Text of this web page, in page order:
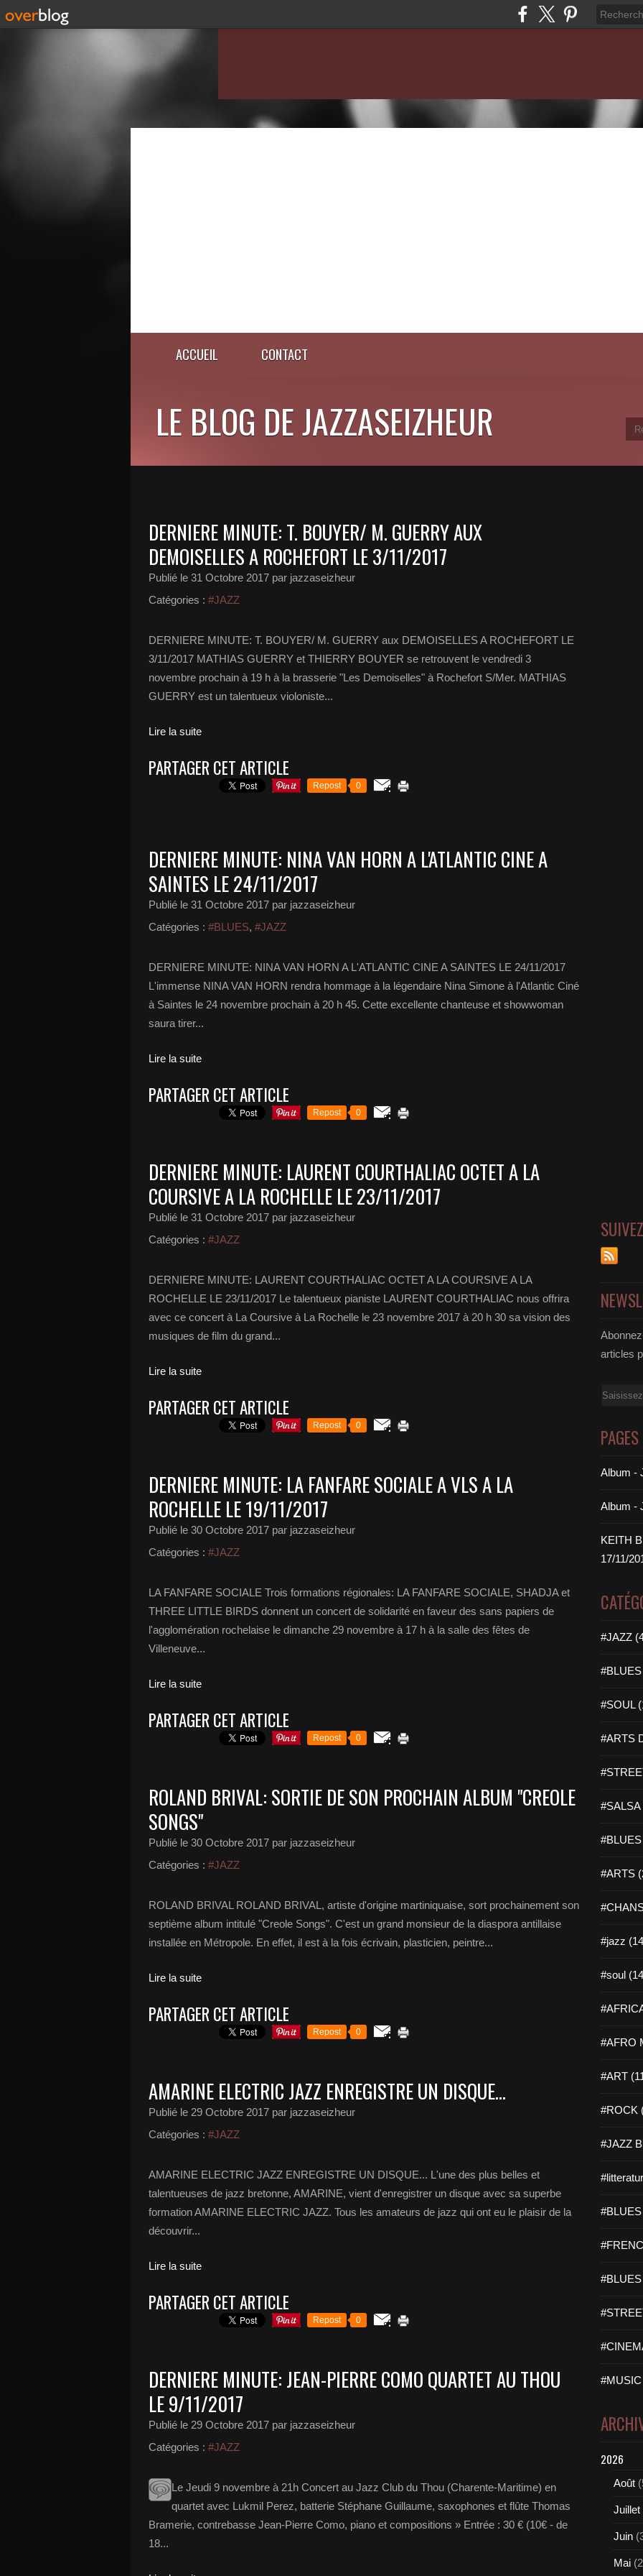
ACCUEIL CONTACT
LE BLOG DE JAZZASEIZHEUR
DERNIERE MINUTE: T. BOUYER/ M. GUERRY AUX
DEMOISELLES A ROCHEFORT LE 3/11/2017
Publié le 31 Octobre 2017 par jazzaseizheur
Catégories : #JAZZ
DERNIERE MINUTE: T. BOUYER/ M. GUERRY aux DEMOISELLES A ROCHEFORT LE
3/11/2017 MATHIAS GUERRY et THIERRY BOUYER se retrouvent le vendredi 3
novembre prochain à 19 h à la brasserie "Les Demoiselles" à Rochefort S/Mer. MATHIAS
GUERRY est un talentueux violoniste...
Lire la suite
PARTAGER CET ARTICLE
Repost 0
DERNIERE MINUTE: NINA VAN HORN A L'ATLANTIC CINE A
SAINTES LE 24/11/2017
Publié le 31 Octobre 2017 par jazzaseizheur
Catégories : #BLUES, #JAZZ
DERNIERE MINUTE: NINA VAN HORN A L'ATLANTIC CINE A SAINTES LE 24/11/2017
L'immense NINA VAN HORN rendra hommage à la légendaire Nina Simone à l'Atlantic Ciné
à Saintes le 24 novembre prochain à 20 h 45. Cette excellente chanteuse et showwoman
saura tirer...
Lire la suite
PARTAGER CET ARTICLE
Repost 0
DERNIERE MINUTE: LAURENT COURTHALIAC OCTET A LA
COURSIVE A LA ROCHELLE LE 23/11/2017
Publié le 31 Octobre 2017 par jazzaseizheur
Catégories : #JAZZ
DERNIERE MINUTE: LAURENT COURTHALIAC OCTET A LA COURSIVE A LA
ROCHELLE LE 23/11/2017 Le talentueux pianiste LAURENT COURTHALIAC nous offrira
avec ce concert à La Coursive à La Rochelle le 23 novembre 2017 à 20 h 30 sa vision des
musiques de film du grand...
Lire la suite
PARTAGER CET ARTICLE
Repost 0
DERNIERE MINUTE: LA FANFARE SOCIALE A VLS A LA
ROCHELLE LE 19/11/2017
Publié le 30 Octobre 2017 par jazzaseizheur
Catégories : #JAZZ
LA FANFARE SOCIALE Trois formations régionales: LA FANFARE SOCIALE, SHADJA et
THREE LITTLE BIRDS donnent un concert de solidarité en faveur des sans papiers de
l'agglomération rochelaise le dimanche 29 novembre à 17 h à la salle des fêtes de
Villeneuve...
Lire la suite
PARTAGER CET ARTICLE
Repost 0
ROLAND BRIVAL: SORTIE DE SON PROCHAIN ALBUM "CREOLE
SONGS"
Publié le 30 Octobre 2017 par jazzaseizheur
Catégories : #JAZZ
ROLAND BRIVAL ROLAND BRIVAL, artiste d'origine martiniquaise, sort prochainement son
septième album intitulé "Creole Songs". C'est un grand monsieur de la diaspora antillaise
installée en Métropole. En effet, il est à la fois écrivain, plasticien, peintre...
Lire la suite
PARTAGER CET ARTICLE
Repost 0
AMARINE ELECTRIC JAZZ ENREGISTRE UN DISQUE...
Publié le 29 Octobre 2017 par jazzaseizheur
Catégories : #JAZZ
AMARINE ELECTRIC JAZZ ENREGISTRE UN DISQUE... L'une des plus belles et
talentueuses de jazz bretonne, AMARINE, vient d'enregistrer un disque avec sa superbe
formation AMARINE ELECTRIC JAZZ. Tous les amateurs de jazz qui ont eu le plaisir de la
découvrir...
Lire la suite
PARTAGER CET ARTICLE
Repost 0
DERNIERE MINUTE: JEAN-PIERRE COMO QUARTET AU THOU
LE 9/11/2017
Publié le 29 Octobre 2017 par jazzaseizheur
Catégories : #JAZZ
Le Jeudi 9 novembre à 21h Concert au Jazz Club du Thou (Charente-Maritime) en
quartet avec Lukmil Perez, batterie Stéphane Guillaume, saxophones et flûte Thomas
Bramerie, contrebasse Jean-Pierre Como, piano et compositions » Entrée : 30 € (10€ - de
18...
articles
Email
PAGES
Album -
Album -
KEITH
17/11/
#JAZZ
#SOUL
#ARTS
#SALSA
#ARTS
#jazz
#soul
#AFRO
#ART
#ROCK
#JAZZ
2026
Août
Juillet
Juin
Mai